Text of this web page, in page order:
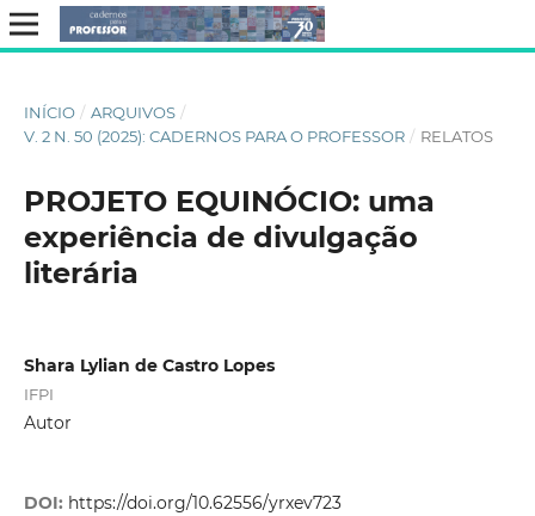
INÍCIO / ARQUIVOS /
V. 2 N. 50 (2025): CADERNOS PARA O PROFESSOR / RELATOS
PROJETO EQUINÓCIO: uma
experiência de divulgação
literária
Shara Lylian de Castro Lopes
IFPI
Autor
DOI: https://doi.org/10.62556/yrxev723